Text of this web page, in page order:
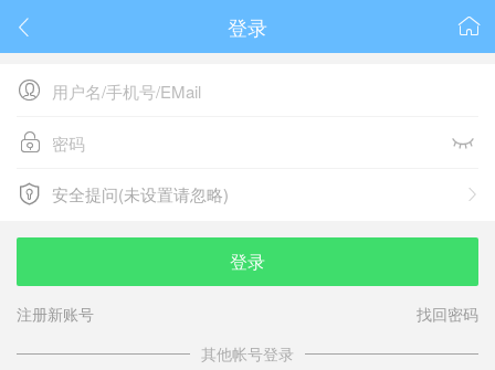
 
登录

 
 
安全提问(未设置请忽略)
安全提问(未设置请忽略)
登录
注册新账号
找回密码
其他帐号登录